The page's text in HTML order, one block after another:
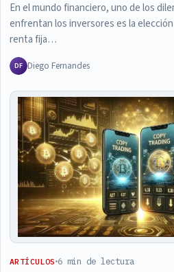
En el mundo financiero, uno de los
enfrentan los inversores es la
renta fija…
DF Diego Fernandes
ARTÍCULOS 6 min de lectura